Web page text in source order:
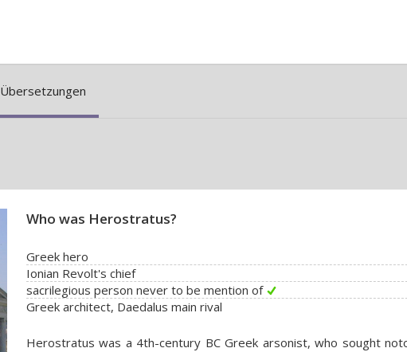
Übersetzungen
Who was Herostratus?
Greek hero
Ionian Revolt's chief
sacrilegious person never to be mention of
Greek architect, Daedalus main rival
Herostratus was a 4th-century BC Greek arsonist, who sought